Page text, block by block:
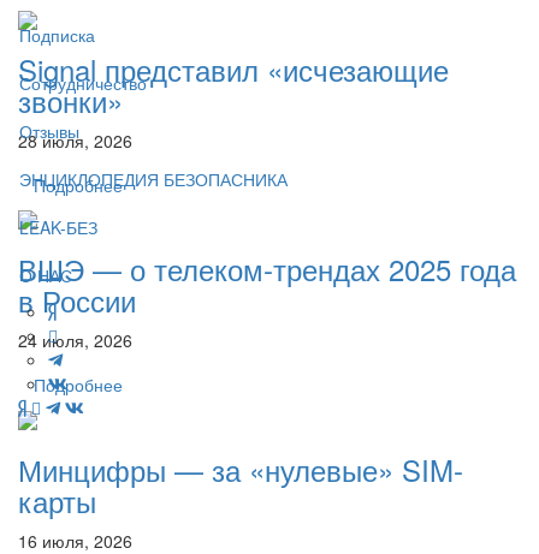
Подписка
Сотрудничество
Отзывы
ЭНЦИКЛОПЕДИЯ БЕЗОПАСНИКА
LEAK-БЕЗ
О НАС
Signal представил «исчезающие
звонки»
28 июля, 2026
Подробнее
ВШЭ — о телеком-трендах 2025 года
в России
24 июля, 2026
Подробнее
Минцифры — за «нулевые» SIM-
карты
16 июля, 2026